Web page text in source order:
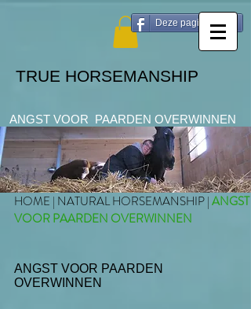
TRUE HORSEMANSHIP
ANGST VOOR PAARDEN OVERWINNEN
Deze pagina delen
HOME | NATURAL HORSEMANSHIP|ANGST
VOOR PAARDEN OVERWINNEN
ANGST VOOR PAARDEN
OVERWINNEN